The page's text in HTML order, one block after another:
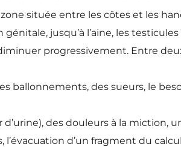
située entre les côtes et les
jusqu’à l’aine, les testicules
progressivement. Entre
ballonnements, des sueurs, le
des douleurs à la miction,
d’un fragment du